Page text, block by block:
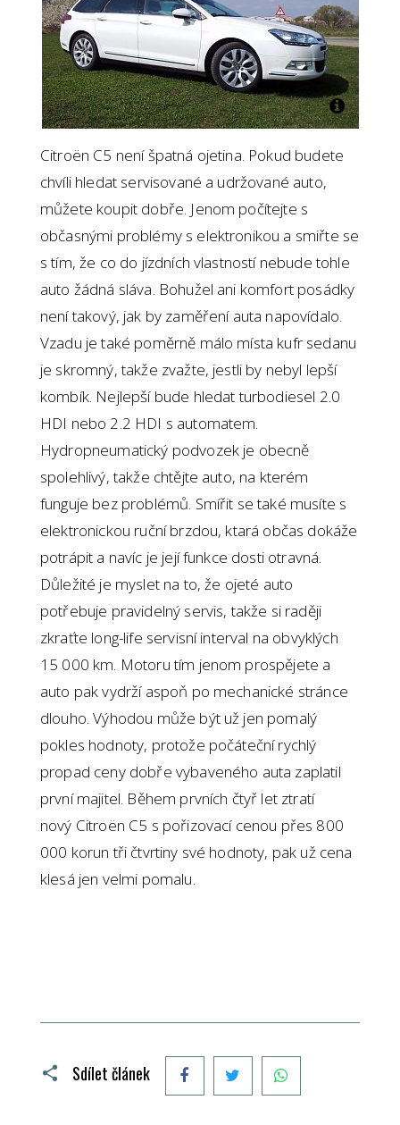
Citroën C5 není špatná ojetina. Pokud budete
chvíli hledat servisované a udržované auto,
můžete koupit dobře. Jenom počítejte s
občasnými problémy s elektronikou a smiřte se
s tím, že co do jízdních vlastností nebude tohle
auto žádná sláva. Bohužel ani komfort posádky
není takový, jak by zaměření auta napovídalo.
Vzadu je také poměrně málo místa kufr sedanu
je skromný, takže zvažte, jestli by nebyl lepší
kombík. Nejlepší bude hledat turbodiesel 2.0
HDI nebo 2.2 HDI s automatem.
Hydropneumatický podvozek je obecně
spolehlivý, takže chtějte auto, na kterém
funguje bez problémů. Smířit se také musíte s
elektronickou ruční brzdou, ktará občas dokáže
potrápit a navíc je její funkce dosti otravná.
Důležité je myslet na to, že ojeté auto
potřebuje pravidelný servis, takže si raději
zkraťte long-life servisní interval na obvyklých
15 000 km. Motoru tím jenom prospějete a
auto pak vydrží aspoň po mechanické stránce
dlouho. Výhodou může být už jen pomalý
pokles hodnoty, protože počáteční rychlý
propad ceny dobře vybaveného auta zaplatil
první majitel. Během prvních čtyř let ztratí
nový Citroën C5 s pořizovací cenou přes 800
000 korun tři čtvrtiny své hodnoty, pak už cena
klesá jen velmi pomalu.
Sdílet článek FacebookTwitter